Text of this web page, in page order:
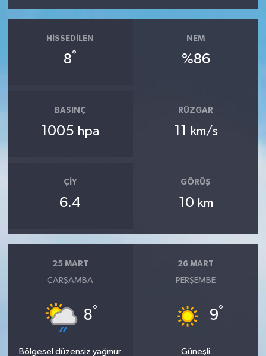
HISSEDILEN
8°
NEM
%86
BASINÇ
1005 hpa
RÜZGAR
11 km/s
ÇIY
6.4
GÖRÜŞ
10 km
25 MART
ÇARŞAMBA
8°
Bölgesel düzensiz yağmur
26 MART
PERŞEMBE
9°
Güneşli